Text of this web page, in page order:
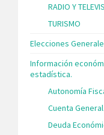
RADIO Y
TURISMO
Elecciones
Información
estadística.
Autonomía
Cuenta General
Deuda